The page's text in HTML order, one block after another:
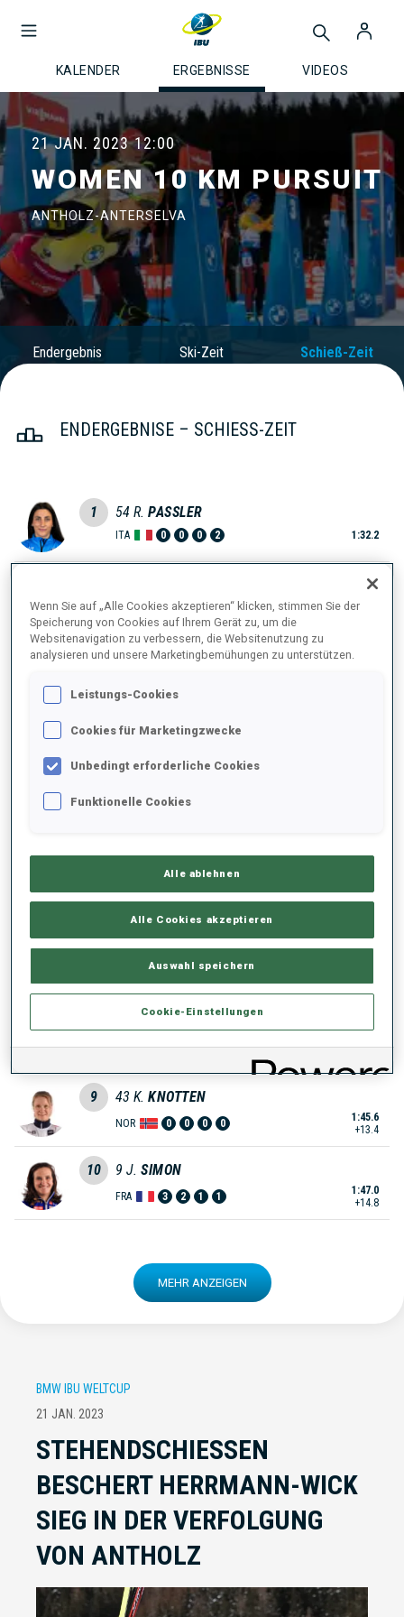
KALENDER ERGEBNISSE VIDEOS
21 JAN. 2023 12:00
WOMEN 10 KM PURSUIT
ANTHOLZ-ANTERSELVA
Endergebnis Ski-Zeit Schieß-Zeit
ENDERGEBNISE – SCHIESS-ZEIT
1 54 R. PASSLER
ITA 0 0 0 2 1:32.2
SWE 0 2 1 0
1:36.6
3 22 L. GESTBLOM
4 24 L. HAECKI-GROSS
1 1
5 12 L. HAUSER
MOSER
CAN 0 0 1 3
7 4 M. ROEISELAND
+11.1
CZE 0 0 1 1
1:44.2
9 43 K. KNOTTEN
NOR 0 0 0 0
1:45.6
+13.4
10 9 J. SIMON
FRA 3 2 1 1
1:47.0
+14.8
MEHR ANZEIGEN
BMW IBU WELTCUP
21 JAN. 2023
STEHENDSCHIESSEN B
ESCHERT HERRMANN-WICK S
IEG IN DER VERFOLGUNG V
ON ANTHOLZ
Wenn Sie auf „Alle Cookies akzeptieren“ klicken, stimmen Sie der
Speicherung von Cookies auf Ihrem Gerät zu, um die
Websitenavigation zu verbessern, die Websitenutzung zu
analysieren und unsere Marketingbemühungen zu unterstützen.
Leistungs-Cookies
Cookies für Marketingzwecke
Unbedingt erforderliche Cookies
Funktionelle Cookies
Alle ablehnen
Alle Cookies akzeptieren
Auswahl speichern
Cookie-Einstellungen